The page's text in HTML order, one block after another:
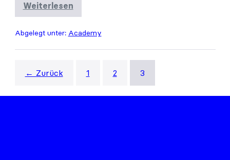
Weiterlesen
Veränderung
als
Norm
Teil
Abgelegt unter: Academy
← Zurück 1 2 3